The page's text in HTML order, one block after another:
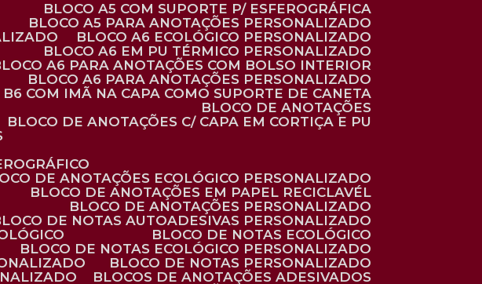
BLOCO A5 COM SUPORTE P/ ESFEROGRÁFICA
BLOCO A5 PARA ANOTAÇÕES PERSONALIZADO
BLOCO A6 ECOLÓGICO PERSONALIZADO
BLOCO A6 EM PU TÉRMICO PERSONALIZADO
BLOCO A6 PARA ANOTAÇÕES COM BOLSO INTERIOR
BLOCO A6 PARA ANOTAÇÕES PERSONALIZADO
B6 COM IMÃ NA CAPA COMO SUPORTE DE CANETA
BLOCO DE ANOTAÇÕES
BLOCO DE ANOTAÇÕES C/ CAPA EM CORTIÇA E PU
DE ANOTAÇÕES ECOLÓGICO PERSONALIZADO
BLOCO DE ANOTAÇÕES EM PAPEL RECICLAVÉL
BLOCO DE ANOTAÇÕES PERSONALIZADO
BLOCO DE NOTAS AUTOADESIVAS PERSONALIZADO
BLOCO DE NOTAS ECOLÓGICO
BLOCO DE NOTAS ECOLÓGICO PERSONALIZADO
BLOCO DE NOTAS PERSONALIZADO
BLOCOS DE ANOTAÇÕES ADESIVADOS